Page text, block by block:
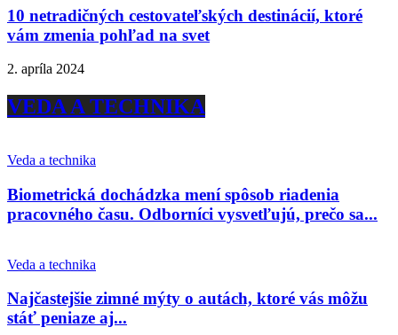
10 netradičných cestovateľských destinácií, ktoré
vám zmenia pohľad na svet
2. apríla 2024
VEDA A TECHNIKA
Veda a technika
Biometrická dochádzka mení spôsob riadenia
pracovného času. Odborníci vysvetľujú, prečo sa...
Veda a technika
Najčastejšie zimné mýty o autách, ktoré vás môžu
stáť peniaze aj...